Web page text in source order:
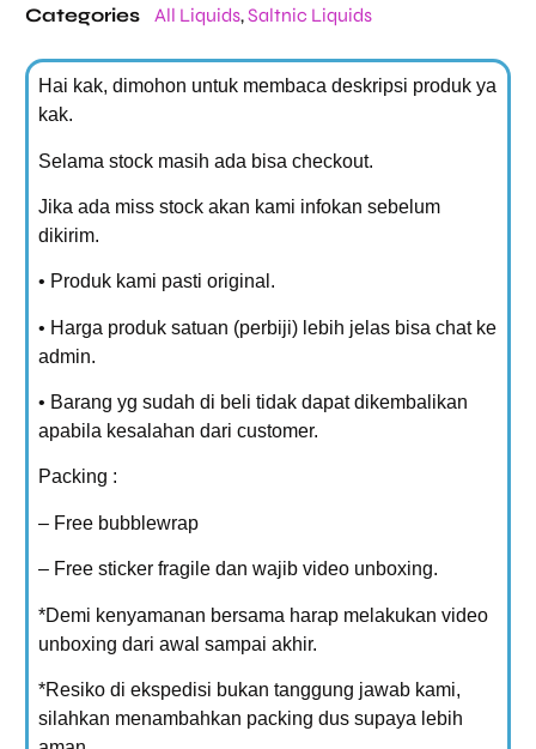
Categories
All Liquids,Saltnic Liquids
Hai kak, dimohon untuk membaca deskripsi produk ya
kak.
Selama stock masih ada bisa checkout.
Jika ada miss stock akan kami infokan sebelum
dikirim.
• Produk kami pasti original.
• Harga produk satuan (perbiji) lebih jelas bisa chat ke
admin.
• Barang yg sudah di beli tidak dapat dikembalikan
apabila kesalahan dari customer.
Packing :
– Free bubblewrap
– Free sticker fragile dan wajib video unboxing.
*Demi kenyamanan bersama harap melakukan video
unboxing dari awal sampai akhir.
*Resiko di ekspedisi bukan tanggung jawab kami,
silahkan menambahkan packing dus supaya lebih